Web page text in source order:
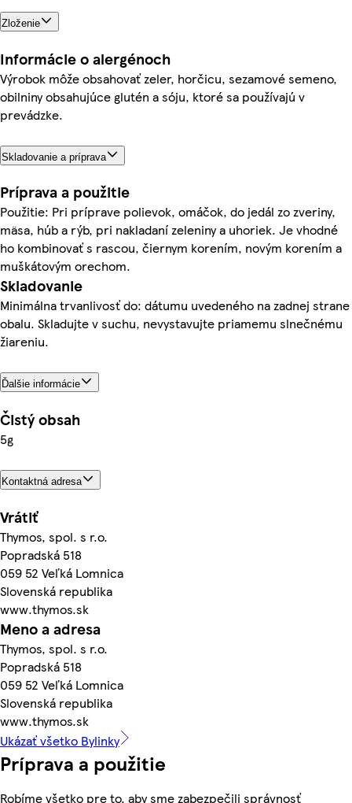
Zloženie
Informácie o alergénoch
Výrobok môže obsahovať zeler, horčicu, sezamové semeno,
obilniny obsahujúce glutén a sóju, ktoré sa používajú v
prevádzke.
Skladovanie a príprava
Príprava a použitie
Použitie: Pri príprave polievok, omáčok, do jedál zo zveriny,
mäsa, húb a rýb, pri nakladaní zeleniny a uhoriek. Je vhodné
ho kombinovať s rascou, čiernym korením, novým korením a
muškátovým orechom.
Skladovanie
Minimálna trvanlivosť do: dátumu uvedeného na zadnej strane
obalu. Skladujte v suchu, nevystavujte priamemu slnečnému
žiareniu.
Ďalšie informácie
Čistý obsah
5g
Kontaktná adresa
Vrátiť
Thymos, spol. s r.o.
Popradská 518
059 52 Veľká Lomnica
Slovenská republika
www.thymos.sk
Meno a adresa
Thymos, spol. s r.o.
Popradská 518
059 52 Veľká Lomnica
Slovenská republika
www.thymos.sk
Ukázať všetko Bylinky
Príprava a použitie
Robíme všetko pre to, aby sme zabezpečili správnosť